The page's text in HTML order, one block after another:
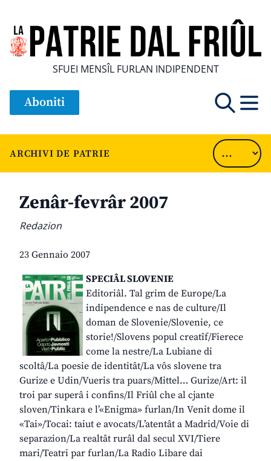
SFUEI MENSÎL FURLAN INDIPENDENT
Aboniti
ARCHIVI DE PATRIE
Zenâr-fevrâr 2007
Redazion
23 Gennaio 2007
SPECIÂL SLOVENIE
Editoriâl. Tal grim de Europe/La
indipendence e nas de culture/Il
doman de Slovenie/Slovenie, ce
storie!/Slovens popul creatîf/Fierece
come la nestre/La Lubiane di
scoltâ/La poesie de identitât/La vôs slovene tra
Gurize e Udin/Vueris tra puars/Mittel… Gurize/Art: il
troi par superâ i confins/Il Friûl che al cjante
sloven/Tinkara e l’«Enigma» furlan/In Venit dome il
«Tai»/Tocai: taiut e avocats/L’atentât a Madrid/Voie di
separazion/La realtât rurâl dal secul XVI/Tiere
mari/Teatri par furlan/La Radio Libare dai